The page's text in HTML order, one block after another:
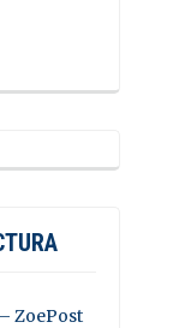
ZoePost